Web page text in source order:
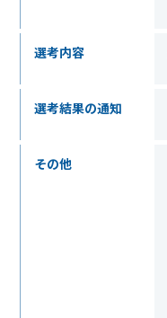
選考内容
選考結果の通知
その他